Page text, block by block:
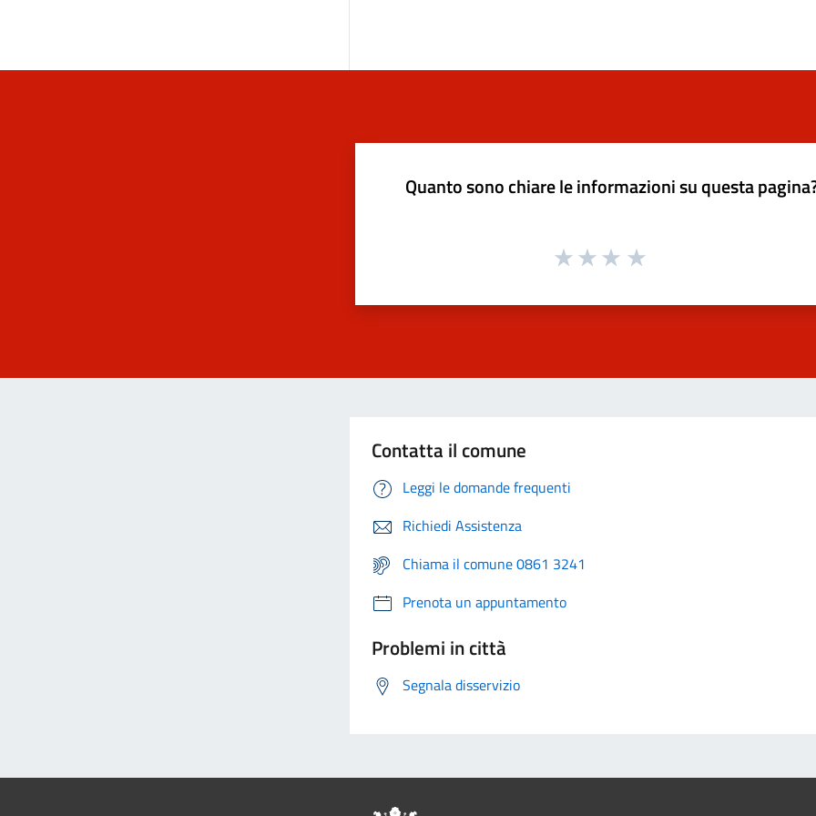
Quanto sono chiare le informazioni su questa
Contatta il comune
Leggi le domande frequenti
Richiedi Assistenza
Chiama il comune 0861 3241
Prenota un appuntamento
Problemi in città
Segnala disservizio